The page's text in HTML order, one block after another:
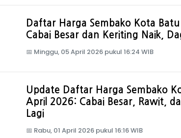
Daftar Harga Sembako Kota
Cabai Besar dan Keriting Naik,
📅 Minggu, 05 April 2026 pukul 16:24 WIB
Update Daftar Harga Sembako
April 2026: Cabai Besar, Rawit,
Lagi
📅 Rabu, 01 April 2026 pukul 16:16 WIB